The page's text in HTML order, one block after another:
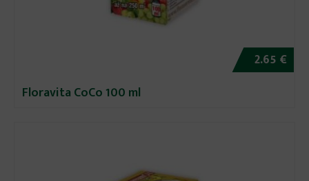
2.65 €
Floravita CoCo 100 ml